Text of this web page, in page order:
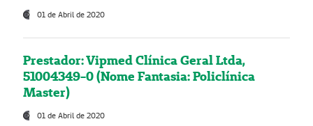
01 de Abril de 2020
Prestador: Vipmed Clínica Geral Ltda,
51004349-0 (Nome Fantasia: Policlínica
Master)
01 de Abril de 2020